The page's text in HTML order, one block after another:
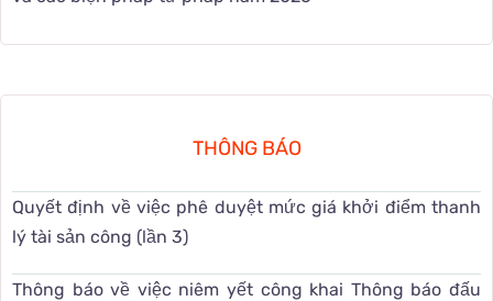
THÔNG BÁO
Quyết định về việc phê duyệt mức giá khởi điểm thanh
lý tài sản công (lần 3)
Thông báo về việc niêm yết công khai Thông báo đấu